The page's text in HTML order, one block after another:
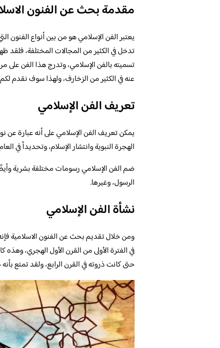
مقدمة بحث عن الفنون
يعتبر الفن الإسلامي هو من بين أنواع الفنون
تدخل في الكثير من المجالات المختلفة، فلقد
تسميته بالفن الإسلامي، وتدرج هذا الفن على
عنه في الكثير من الزخارف، ولهذا سوف نقدم
تعريف الفن الإسلامي
يمكن تعريف الفن الإسلامي على أنه عبارة عن
الهجرة النبوية وانتشار الإسلام، وتحديداً في
ضم الفن الإسلامي رسومات مختلفة بشرية
الرسول، وغيرها.
نشأة الفن الإسلامي
ومن خلال تقديم بحث عن الفنون الاسلامية
في الفترة الأولى من القرن الأول الهجري،
حتى كانت ذروته في القرن الرابع، ولقد تمتع